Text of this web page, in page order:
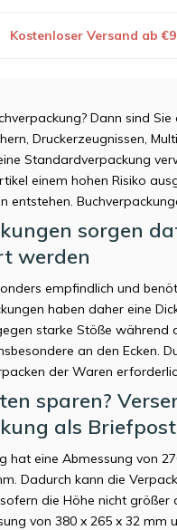
Kostenloser Versand ab
Dann sind
Druckerzeugnissen,
Standardverpackung
einem hohen Risiko
entstehen.
sorgen
werden
empfindlich und
haben daher eine
starke Stöße während
an den Ecken.
der Waren
sparen?
als
hat eine Abmessung von
Dadurch kann die
die Höhe nicht größer
von 380 x 265 x 32 mm